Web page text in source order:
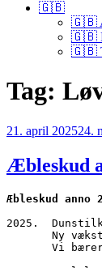
🇬🇧
🇬🇧
🇬🇧
🇬🇧
Tag:
Udgivet
21. april 202524.
Æbleskud
Æbleskud anno
2025.
Ny
Vi